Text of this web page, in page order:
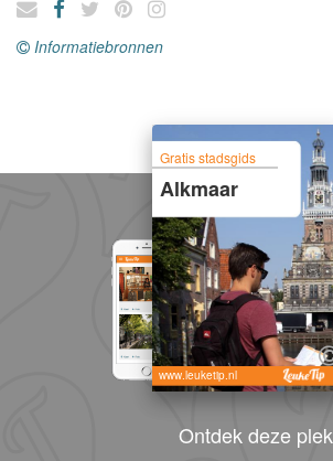
Informatiebronnen
Gratis stadsgids
Alkmaar
www.leuketip.nl
Ontdek deze plek